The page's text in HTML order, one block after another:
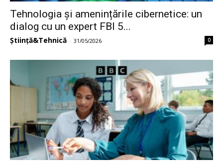
Tehnologia și amenințările cibernetice: un
dialog cu un expert FBI 5...
Știință&Tehnică - 31/05/2026 0